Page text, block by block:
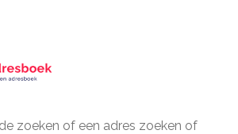
zoeken of een adres zoeken of